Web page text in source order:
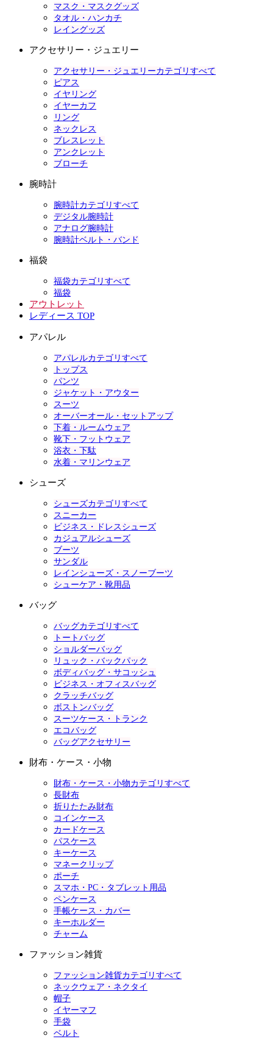
マスク・マスクグッズ
タオル・ハンカチ
レイングッズ
アクセサリー・ジュエリー
アクセサリー・ジュエリーカテゴリすべて
ピアス
イヤリング
イヤーカフ
リング
ネックレス
ブレスレット
アンクレット
ブローチ
腕時計
腕時計カテゴリすべて
デジタル腕時計
アナログ腕時計
腕時計ベルト・バンド
福袋
福袋カテゴリすべて
福袋
アウトレット
レディース TOP
アパレル
アパレルカテゴリすべて
トップス
パンツ
ジャケット・アウター
スーツ
オーバーオール・セットアップ
下着・ルームウェア
靴下・フットウェア
浴衣・下駄
水着・マリンウェア
シューズ
シューズカテゴリすべて
スニーカー
ビジネス・ドレスシューズ
カジュアルシューズ
ブーツ
サンダル
レインシューズ・スノーブーツ
シューケア・靴用品
バッグ
バッグカテゴリすべて
トートバッグ
ショルダーバッグ
リュック・バックパック
ボディバッグ・サコッシュ
ビジネス・オフィスバッグ
クラッチバッグ
ボストンバッグ
スーツケース・トランク
エコバッグ
バッグアクセサリー
財布・ケース・小物
財布・ケース・小物カテゴリすべて
長財布
折りたたみ財布
コインケース
カードケース
パスケース
キーケース
マネークリップ
ポーチ
スマホ・PC・タブレット用品
ペンケース
手帳ケース・カバー
キーホルダー
チャーム
ファッション雑貨
ファッション雑貨カテゴリすべて
ネックウェア・ネクタイ
帽子
イヤーマフ
手袋
ベルト